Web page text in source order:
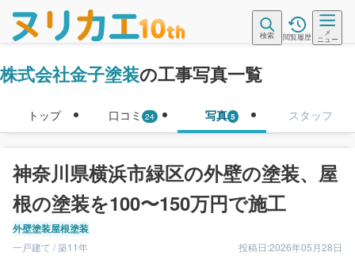
検索 閲覧履歴
メ
ニュー
株式会社金子塗装の工事写真一覧
トップ 口コミ 24 写真 5 スタッフ
神奈川県横浜市緑区の外壁の塗装、屋
根の塗装を100〜150万円で施工
外壁塗装屋根塗装
一戸建て / 築11年 投稿日:2026年05月28日